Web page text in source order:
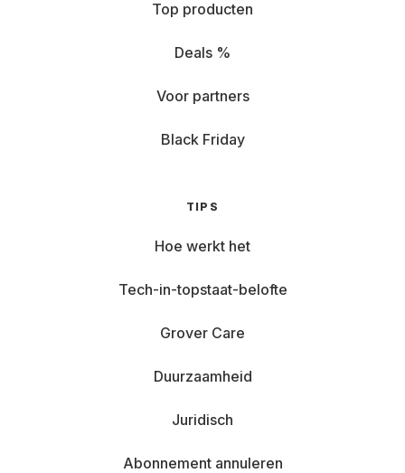
Top producten
Deals %
Voor partners
Black Friday
TIPS
Hoe werkt het
Tech-in-topstaat-belofte
Grover Care
Duurzaamheid
Juridisch
Abonnement annuleren